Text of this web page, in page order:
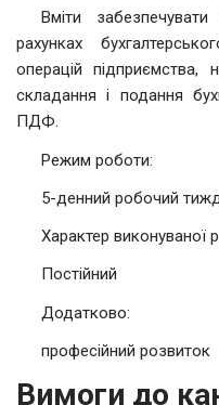
Вміти
рахунках
операцій підприємства,
складання і подання
ПДФ.
Режим роботи:
5-денний робочий
Характер виконуваної
Постійний
Додатково:
професійний розвиток
Вимоги до